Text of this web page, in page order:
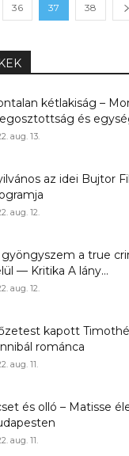
36 37 38
kétlakiság –
és
aug. 13.
az idei Bujtor
aug. 12.
gyöngyszem a true
— Kritika A lány...
aug. 12.
kapott
románca
aug. 11.
és olló – Matisse
aug. 11.